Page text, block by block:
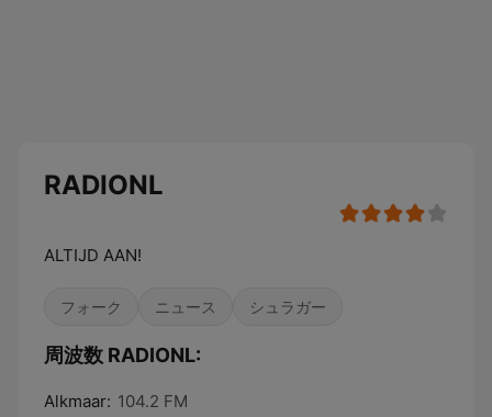
RADIONL
ALTIJD AAN!
フォーク ニュース シュラガー
周波数 RADIONL:
Alkmaar: 104.2 FM